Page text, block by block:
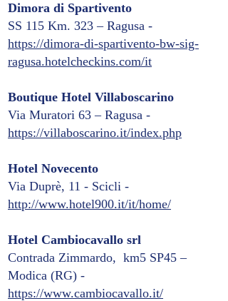
Dimora di Spartivento
SS 115 Km. 323 – Ragusa -
https://dimora-di-spartivento-bw-sig-
ragusa.hotelcheckins.com/it
Boutique Hotel Villaboscarino
Via Muratori 63 – Ragusa -
https://villaboscarino.it/index.php
Hotel Novecento
Via Duprè, 11 - Scicli -
http://www.hotel900.it/it/home/
Hotel Cambiocavallo srl
Contrada Zimmardo, km5 SP45 –
Modica (RG) -
https://www.cambiocavallo.it/